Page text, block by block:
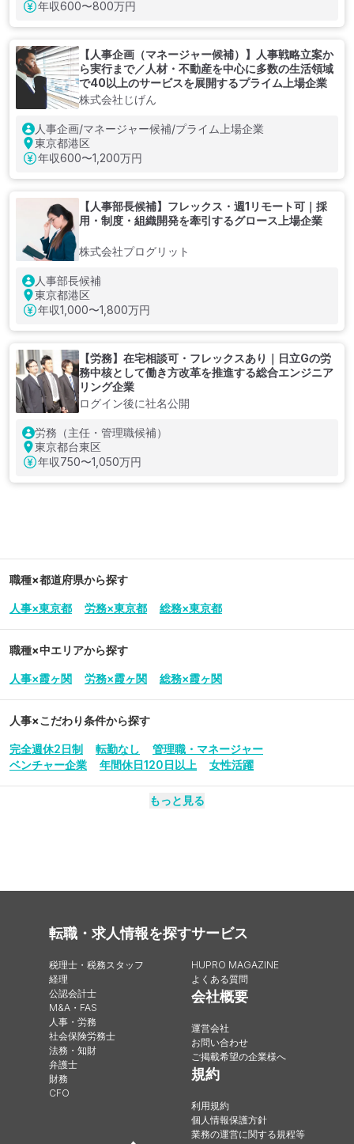
年収600〜800万円
【人事企画（マネージャー候補）】人事戦略立案か
ら実行まで／人材・不動産を中心に多数の生活領域
で40以上のサービスを展開するプライム上場企業
株式会社じげん
人事企画/マネージャー候補/プライム上場企業
東京都港区
年収600〜1,200万円
【人事部長候補】フレックス・週1リモート可｜採
用・制度・組織開発を牽引するグロース上場企業
株式会社プログリット
人事部長候補
東京都港区
年収1,000〜1,800万円
【労務】在宅相談可・フレックスあり｜日立Gの労
務中核として働き方改革を推進する総合エンジニア
リング企業
ログイン後に社名公開
労務（主任・管理職候補）
東京都台東区
年収750〜1,050万円
職種×都道府県から探す
人事×東京都 労務×東京都 総務×東京都
職種×中エリアから探す
人事×霞ヶ関 労務×霞ヶ関 総務×霞ヶ関
人事×こだわり条件から探す
完全週休2日制 転勤なし
管理職・マネージャー
ベンチャー企業
年間休日120日以上 女性活躍
もっと見る
転職・求人情報を探す
税理士・税務スタッフ
経理
公認会計士
M&A・FAS
人事・労務
社会保険労務士
法務・知財
弁護士
財務
CFO
サービス
HUPRO MAGAZINE
よくある質問
会社概要
運営会社
お問い合わせ
ご掲載希望の企業様へ
規約
利用規約
個人情報保護方針
業務の運営に関する規程等